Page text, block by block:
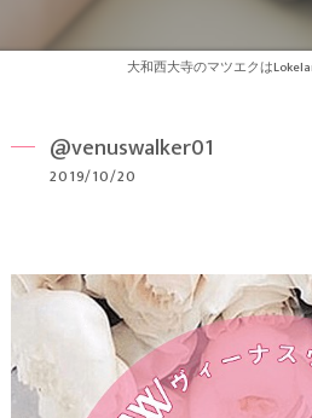
大和西大寺のマツエクは
@venuswalker01
2019/10/20